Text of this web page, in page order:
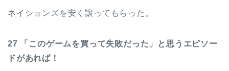
ネイションズを安く譲ってもらった。
27 「このゲームを買って失敗だった」と思うエピソー
ドがあれば！